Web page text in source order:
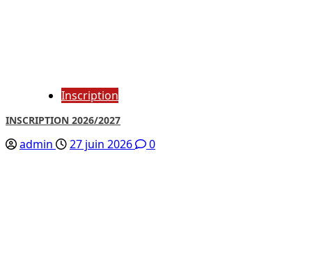
Inscription
INSCRIPTION 2026/2027
admin 27 juin 2026 0